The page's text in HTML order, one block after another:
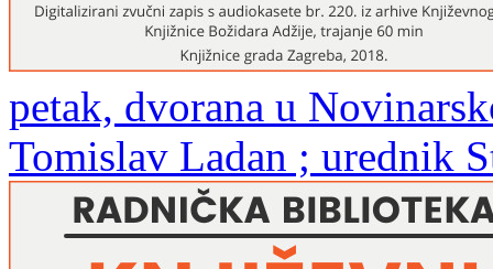
petak, dvorana u
Tomislav Ladan ; urednik